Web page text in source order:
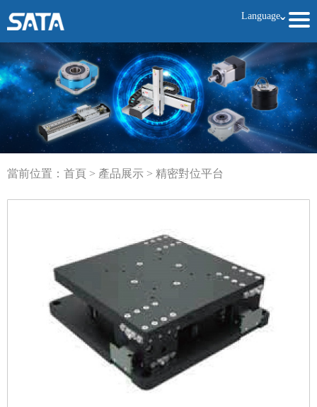
Languageˇ
當前位置： 首頁 > 產品展示 > 精密對位平台